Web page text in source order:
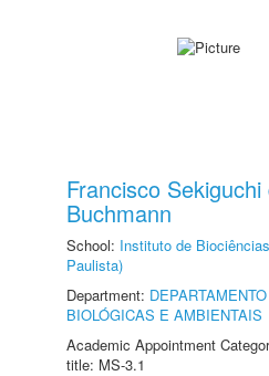
Francisco
Buchmann
School: Instituto de
Paulista)
Department:
BIOLÓGICAS E AMBIENTAIS
Academic Appointment
title: MS-3.1